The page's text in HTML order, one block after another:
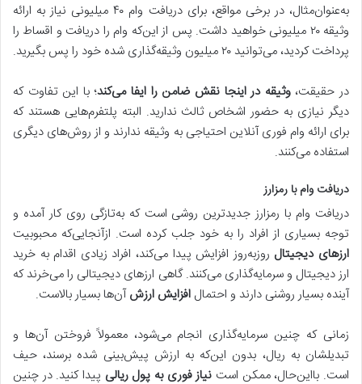
به‌عنوان‌مثال، در برخی مواقع، برای دریافت وام ۴۰ میلیونی نیاز به ارائه
وثیقه ۲۰ میلیونی خواهید داشت. پس از این‌که وام را دریافت و اقساط را
پرداخت کردید، می‌توانید ۲۰ میلیون وثیقه‌گذاری شده خود را پس بگیرید.
در حقیقت،وثیقه در اینجا نقش ضامن را ایفا می‌کند؛ با این تفاوت که
دیگر نیازی به حضور اشخاص ثالث ندارید. البته پلتفرم‌هایی هستند که
برای ارائه وام فوری آنلاین احتیاجی به وثیقه ندارند و از روش‌های دیگری
استفاده می‌کنند.
دریافت وام با رمزارز
دریافت وام با رمزارز جدیدترین روشی است که به‌تازگی روی کار آمده و
توجه بسیاری از افراد را به خود جلب کرده است. ازآنجایی‌که محبوبیت
ارزهای دیجیتال روزبه‌روز افزایش پیدا می‌کند، افراد زیادی اقدام به خرید
ارز دیجیتال و سرمایه‌گذاری می‌کنند. گاهی ارزهای دیجیتالی را می‌خرند که
آینده بسیار روشنی دارند و احتمال افزایش ارزشآن‌ها بسیار بالاست.
زمانی که چنین سرمایه‌گذاری انجام می‌شود، معمولاً فروختن آن‌ها و
تبدیلشان به ریال، بدون این‌که به ارزش پیش‌بینی شده برسند، حیف
است. بااین‌حال، ممکن است نیاز فوری به پول ریالی پیدا کنید. در چنین